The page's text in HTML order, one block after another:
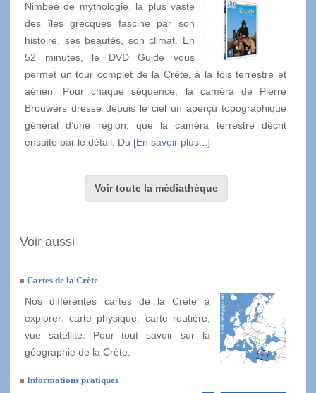
Nimbée de mythologie, la plus vaste
des îles grecques fascine par son
histoire, ses beautés, son climat. En
52 minutes, le DVD Guide vous
permet un tour complet de la Crète, à la fois terrestre et
aérien. Pour chaque séquence, la caméra de Pierre
Brouwers dresse depuis le ciel un aperçu topographique
général d’une région, que la caméra terrestre décrit
ensuite par le détail. Du [En savoir plus...]
Voir toute la médiathèque
Voir aussi
Cartes de la Crète
Nos différentes cartes de la Crète à
explorer: carte physique, carte routière,
vue satellite. Pour tout savoir sur la
géographie de la Crète.
Informations pratiques